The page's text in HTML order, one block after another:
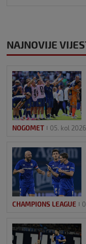
NAJNOVIJE
NOGOMET 05. kol 2026
CHAMPIONS LEAGUE